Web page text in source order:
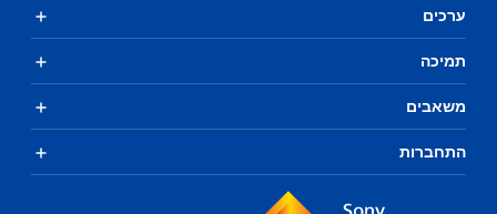
ערכים
תמיכה
משאבים
התחברות